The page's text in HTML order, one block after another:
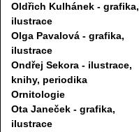
Oldřich Kulhánek - grafika,
ilustrace
Olga Pavalová - grafika,
ilustrace
Ondřej Sekora - ilustrace,
knihy, periodika
Ornitologie
Ota Janeček - grafika,
ilustrace